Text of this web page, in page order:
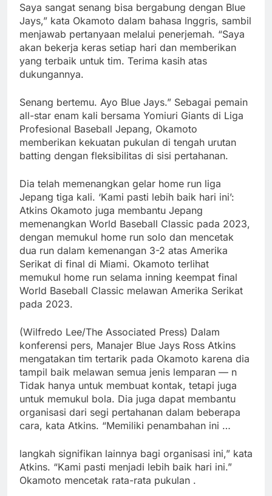
Saya sangat senang bisa bergabung dengan Blue
Jays,” kata Okamoto dalam bahasa Inggris, sambil
menjawab pertanyaan melalui penerjemah. “Saya
akan bekerja keras setiap hari dan memberikan
yang terbaik untuk tim. Terima kasih atas
dukungannya.
Senang bertemu. Ayo Blue Jays.” Sebagai pemain
all-star enam kali bersama Yomiuri Giants di Liga
Profesional Baseball Jepang, Okamoto
memberikan kekuatan pukulan di tengah urutan
batting dengan fleksibilitas di sisi pertahanan.
Dia telah memenangkan gelar home run liga
Jepang tiga kali. ‘Kami pasti lebih baik hari ini’:
Atkins Okamoto juga membantu Jepang
memenangkan World Baseball Classic pada 2023,
dengan memukul home run solo dan mencetak
dua run dalam kemenangan 3-2 atas Amerika
Serikat di final di Miami. Okamoto terlihat
memukul home run selama inning keempat final
World Baseball Classic melawan Amerika Serikat
pada 2023.
(Wilfredo Lee/The Associated Press) Dalam
konferensi pers, Manajer Blue Jays Ross Atkins
mengatakan tim tertarik pada Okamoto karena dia
tampil baik melawan semua jenis lemparan — n
Tidak hanya untuk membuat kontak, tetapi juga
untuk memukul bola. Dia juga dapat membantu
organisasi dari segi pertahanan dalam beberapa
cara, kata Atkins. “Memiliki penambahan ini …
langkah signifikan lainnya bagi organisasi ini,” kata
Atkins. “Kami pasti menjadi lebih baik hari ini.”
Okamoto mencetak rata-rata pukulan .